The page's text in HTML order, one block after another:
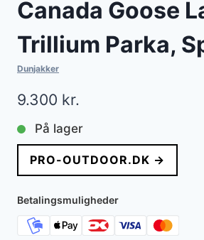
Canada Goose
Trillium Parka,
Dunjakker
9.300 kr.
På lager
PRO-OUTDOOR.DK →
Betalingsmuligheder